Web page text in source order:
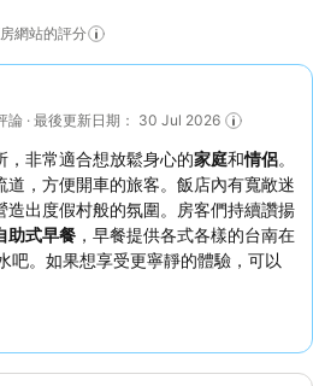
網站的評分
論 · 最後更新日期： 30 Jul 2026
，非常適合想放鬆身心的家庭和情侶。
，方便開車的旅客。飯店內有寬敞迷
造出度假村般的氛圍。房客們持續讚揚
助式早餐 ，早餐提供各式各樣的台南在
吧。如果想享受更寧靜的體驗，可以